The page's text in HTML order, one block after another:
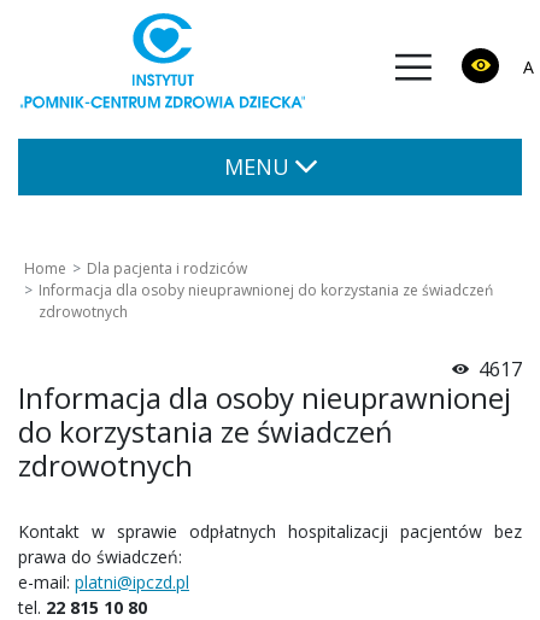
A
MENU
Home
Dla pacjenta i rodziców
Informacja dla osoby nieuprawnionej do korzystania ze świadczeń
zdrowotnych
4617
Informacja dla osoby nieuprawnionej
do korzystania ze świadczeń
zdrowotnych
Kontakt w sprawie odpłatnych hospitalizacji pacjentów bez
prawa do świadczeń:
e-mail: platni@ipczd.pl
tel. 22 815 10 80